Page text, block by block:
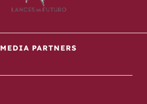
MEDIA PARTNERS